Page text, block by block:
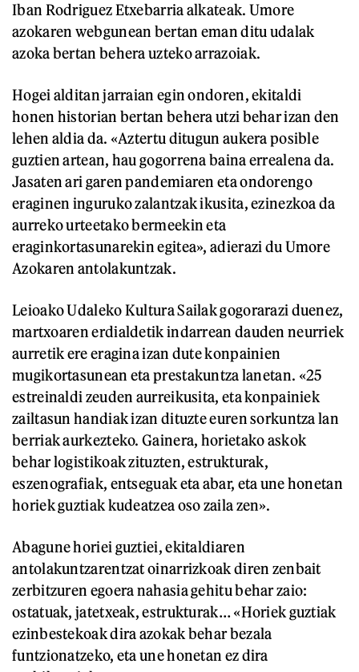
Iban Rodriguez Etxebarria alkateak. Umore
azokaren webgunean bertan eman ditu udalak
azoka bertan behera uzteko arrazoiak.
Hogei alditan jarraian egin ondoren, ekitaldi
honen historian bertan behera utzi behar izan den
lehen aldia da. «Aztertu ditugun aukera posible
guztien artean, hau gogorrena baina errealena da.
Jasaten ari garen pandemiaren eta ondorengo
eraginen inguruko zalantzak ikusita, ezinezkoa da
aurreko urteetako bermeekin eta
eraginkortasunarekin egitea», adierazi du Umore
Azokaren antolakuntzak.
Leioako Udaleko Kultura Sailak gogorarazi duenez,
martxoaren erdialdetik indarrean dauden neurriek
aurretik ere eragina izan dute konpainien
mugikortasunean eta prestakuntza lanetan. «25
estreinaldi zeuden aurreikusita, eta konpainiek
zailtasun handiak izan dituzte euren sorkuntza lan
berriak aurkezteko. Gainera, horietako askok
behar logistikoak zituzten, estrukturak,
eszenografiak, entseguak eta abar, eta une honetan
horiek guztiak kudeatzea oso zaila zen».
Abagune horiei guztiei, ekitaldiaren
antolakuntzarentzat oinarrizkoak diren zenbait
zerbitzuren egoera nahasia gehitu behar zaio:
ostatuak, jatetxeak, estrukturak… «Horiek guztiak
ezinbestekoak dira azokak behar bezala
funtzionatzeko, eta une honetan ez dira